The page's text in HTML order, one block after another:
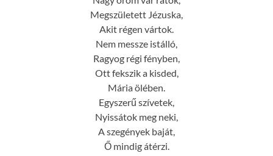
Megszületett Jézuska,
Akit régen vártok.
Nem messze istálló,
Ragyog régi fényben,
Ott fekszik a kisded,
Mária ölében.
Egyszerű szívetek,
Nyissátok meg neki,
A szegények baját,
Ő mindig átérzi.